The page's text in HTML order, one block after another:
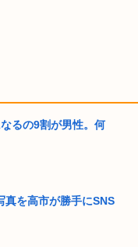
るの9割が男性。何
真を高市が勝手にSNS